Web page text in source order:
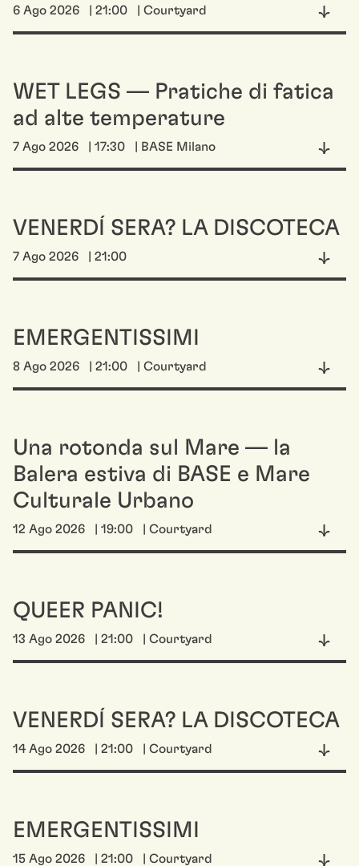
6 Ago 2026 | 21:00 | Courtyard
WET LEGS — Pratiche di fatica
ad alte temperature
7 Ago 2026 | 17:30 | BASE Milano
VENERDÍ SERA? LA DISCOTECA
7 Ago 2026 | 21:00
EMERGENTISSIMI
8 Ago 2026 | 21:00 | Courtyard
Una rotonda sul Mare — la
Balera estiva di BASE e Mare
Culturale Urbano
12 Ago 2026 | 19:00 | Courtyard
QUEER PANIC!
13 Ago 2026 | 21:00 | Courtyard
VENERDÍ SERA? LA DISCOTECA
14 Ago 2026 | 21:00 | Courtyard
EMERGENTISSIMI
15 Ago 2026 | 21:00 | Courtyard